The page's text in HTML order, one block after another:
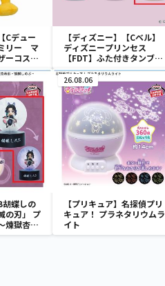
Cデュー
リー マ
ーコスチ
【ディズニー】【Cベル】
ディズニープリンセス
【FDT】ふた付きタンブラ
ー
胡蝶しの
の刃」 プ
煉獄杏寿
26.08.06
【プリキュア】名探偵プリ
キュア！ プラネタリウムラ
イト